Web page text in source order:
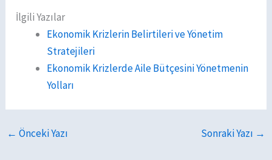
İlgili Yazılar
Ekonomik Krizlerin Belirtileri ve Yönetim
Stratejileri
Ekonomik Krizlerde Aile Bütçesini Yönetmenin
Yolları
← Önceki Yazı Sonraki Yazı →